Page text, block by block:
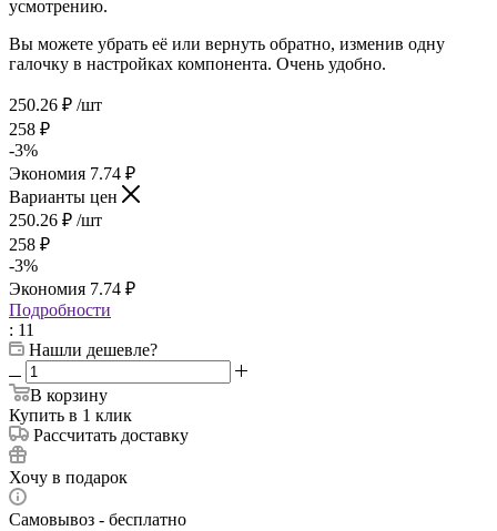
усмотрению.
Вы можете убрать её или вернуть обратно, изменив одну
галочку в настройках компонента. Очень удобно.
250.26 ₽ /шт
258 ₽
-3%
Экономия 7.74 ₽
Варианты цен
250.26 ₽ /шт
258 ₽
-3%
Экономия 7.74 ₽
Подробности
: 11
Нашли дешевле?
В корзину
Купить в 1 клик
Рассчитать доставку
Хочу в подарок
Самовывоз - бесплатно